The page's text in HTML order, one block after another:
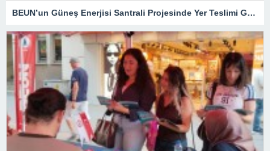
BEUN’un Güneş Enerjisi Santrali Projesinde Yer Teslimi Gerçekleştirildi